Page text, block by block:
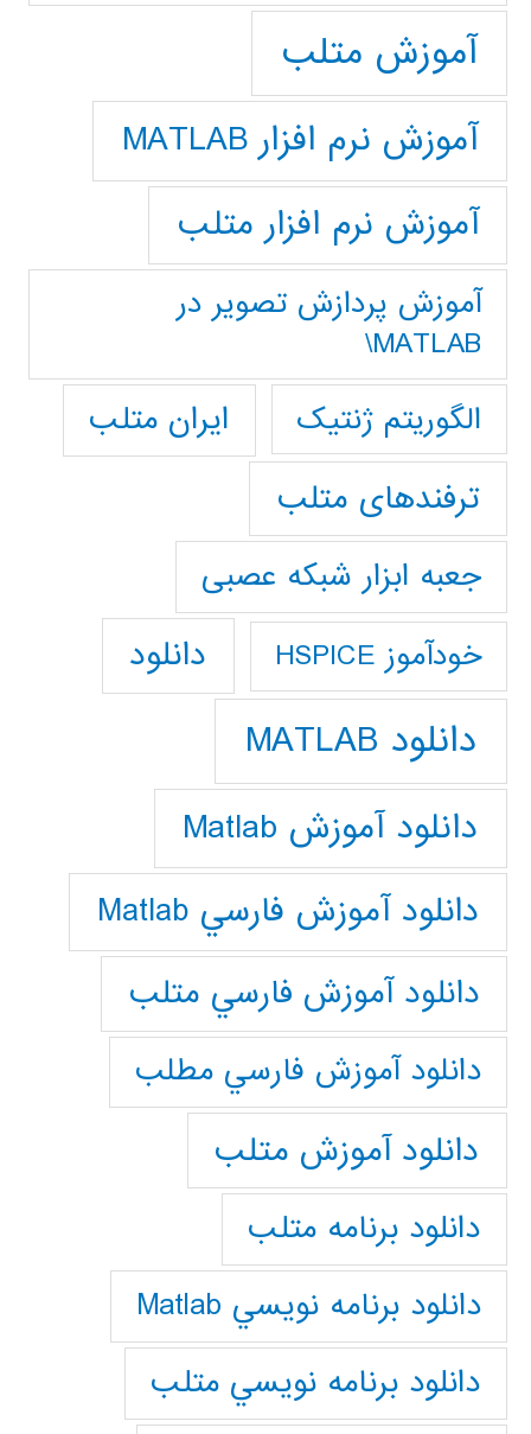
آموزش متلب
آموزش نرم افزار MATLAB
آموزش نرم افزار متلب
آموزش پردازش تصوير در
MATLAB\
الگوریتم ژنتیک
ایران متلب
ترفندهای متلب
جعبه ابزار شبکه عصبی
خودآموز HSPICE دانلود
دانلود MATLAB
دانلود آموزش Matlab
دانلود آموزش فارسي Matlab
دانلود آموزش فارسي متلب
دانلود آموزش فارسي مطلب
دانلود آموزش متلب
دانلود برنامه متلب
دانلود برنامه نويسي Matlab
دانلود برنامه نويسي متلب